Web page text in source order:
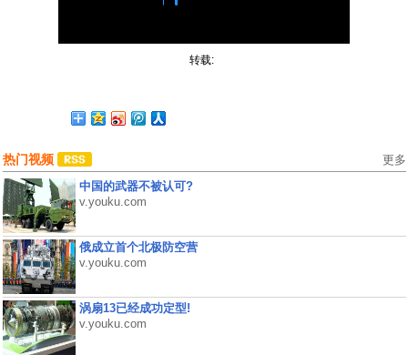
转载:
热门视频 更多
中国的武器不被认可?
v.youku.com
俄成立首个北极防空营
v.youku.com
涡扇13已经成功定型!
v.youku.com